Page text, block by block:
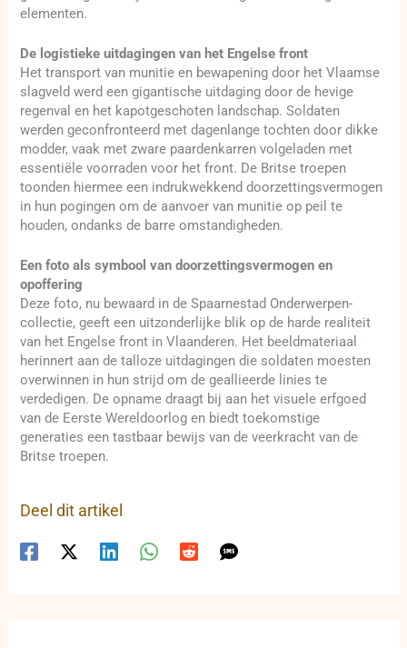
elementen.
De logistieke uitdagingen van het Engelse front
Het transport van munitie en bewapening door het Vlaamse
slagveld werd een gigantische uitdaging door de hevige
regenval en het kapotgeschoten landschap. Soldaten
werden geconfronteerd met dagenlange tochten door dikke
modder, vaak met zware paardenkarren volgeladen met
essentiële voorraden voor het front. De Britse troepen
toonden hiermee een indrukwekkend doorzettingsvermogen
in hun pogingen om de aanvoer van munitie op peil te
houden, ondanks de barre omstandigheden.
Een foto als symbool van doorzettingsvermogen en
opoffering
Deze foto, nu bewaard in de Spaarnestad Onderwerpen-
collectie, geeft een uitzonderlijke blik op de harde realiteit
van het Engelse front in Vlaanderen. Het beeldmateriaal
herinnert aan de talloze uitdagingen die soldaten moesten
overwinnen in hun strijd om de geallieerde linies te
verdedigen. De opname draagt bij aan het visuele erfgoed
van de Eerste Wereldoorlog en biedt toekomstige
generaties een tastbaar bewijs van de veerkracht van de
Britse troepen.
Deel dit artikel